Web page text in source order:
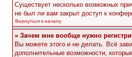
Существует несколько возможных
не был ли вам закрыт доступ к
Вернуться к началу
» Зачем мне вообще нужно
Вы можете этого и не делать. Всё
дополнительные возможности,